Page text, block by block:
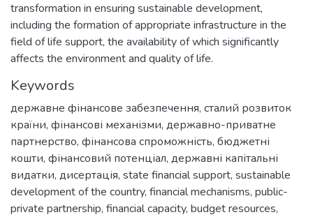
transformation in ensuring sustainable development,
including the formation of appropriate infrastructure in the
field of life support, the availability of which significantly
affects the environment and quality of life.
Keywords
державне фінансове забезпечення, сталий розвиток
країни, фінансові механізми, державно-приватне
партнерство, фінансова спроможність, бюджетні
кошти, фінансовий потенціал, державні капітальні
видатки, дисертація, state financial support, sustainable
development of the country, financial mechanisms, public-
private partnership, financial capacity, budget resources,